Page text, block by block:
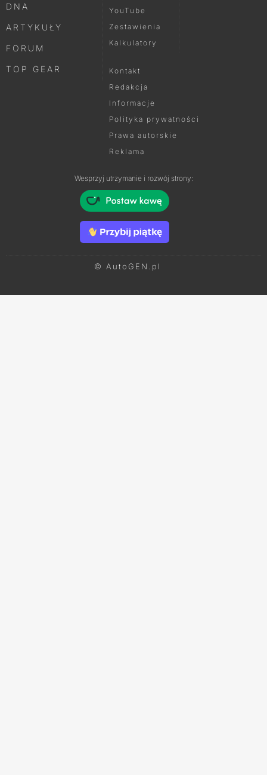
DNA
ARTYKUŁY
FORUM
TOP GEAR
YouTube
Zestawienia
Kalkulatory
Kontakt
Redakcja
Informacje
Polityka prywatności
Prawa autorskie
Reklama
Wesprzyj utrzymanie i rozwój strony:
© AutoGEN.pl